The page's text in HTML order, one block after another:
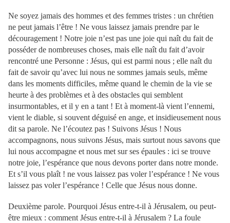
Ne soyez jamais des hommes et des femmes tristes : un chrétien
ne peut jamais l’être ! Ne vous laissez jamais prendre par le
découragement ! Notre joie n’est pas une joie qui naît du fait de
posséder de nombreuses choses, mais elle naît du fait d’avoir
rencontré une Personne : Jésus, qui est parmi nous ; elle naît du
fait de savoir qu’avec lui nous ne sommes jamais seuls, même
dans les moments difficiles, même quand le chemin de la vie se
heurte à des problèmes et à des obstacles qui semblent
insurmontables, et il y en a tant ! Et à moment-là vient l’ennemi,
vient le diable, si souvent déguisé en ange, et insidieusement nous
dit sa parole. Ne l’écoutez pas ! Suivons Jésus ! Nous
accompagnons, nous suivons Jésus, mais surtout nous savons que
lui nous accompagne et nous met sur ses épaules : ici se trouve
notre joie, l’espérance que nous devons porter dans notre monde.
Et s’il vous plaît ! ne vous laissez pas voler l’espérance ! Ne vous
laissez pas voler l’espérance ! Celle que Jésus nous donne.
Deuxième parole. Pourquoi Jésus entre-t-il à Jérusalem, ou peut-
être mieux : comment Jésus entre-t-il à Jérusalem ? La foule